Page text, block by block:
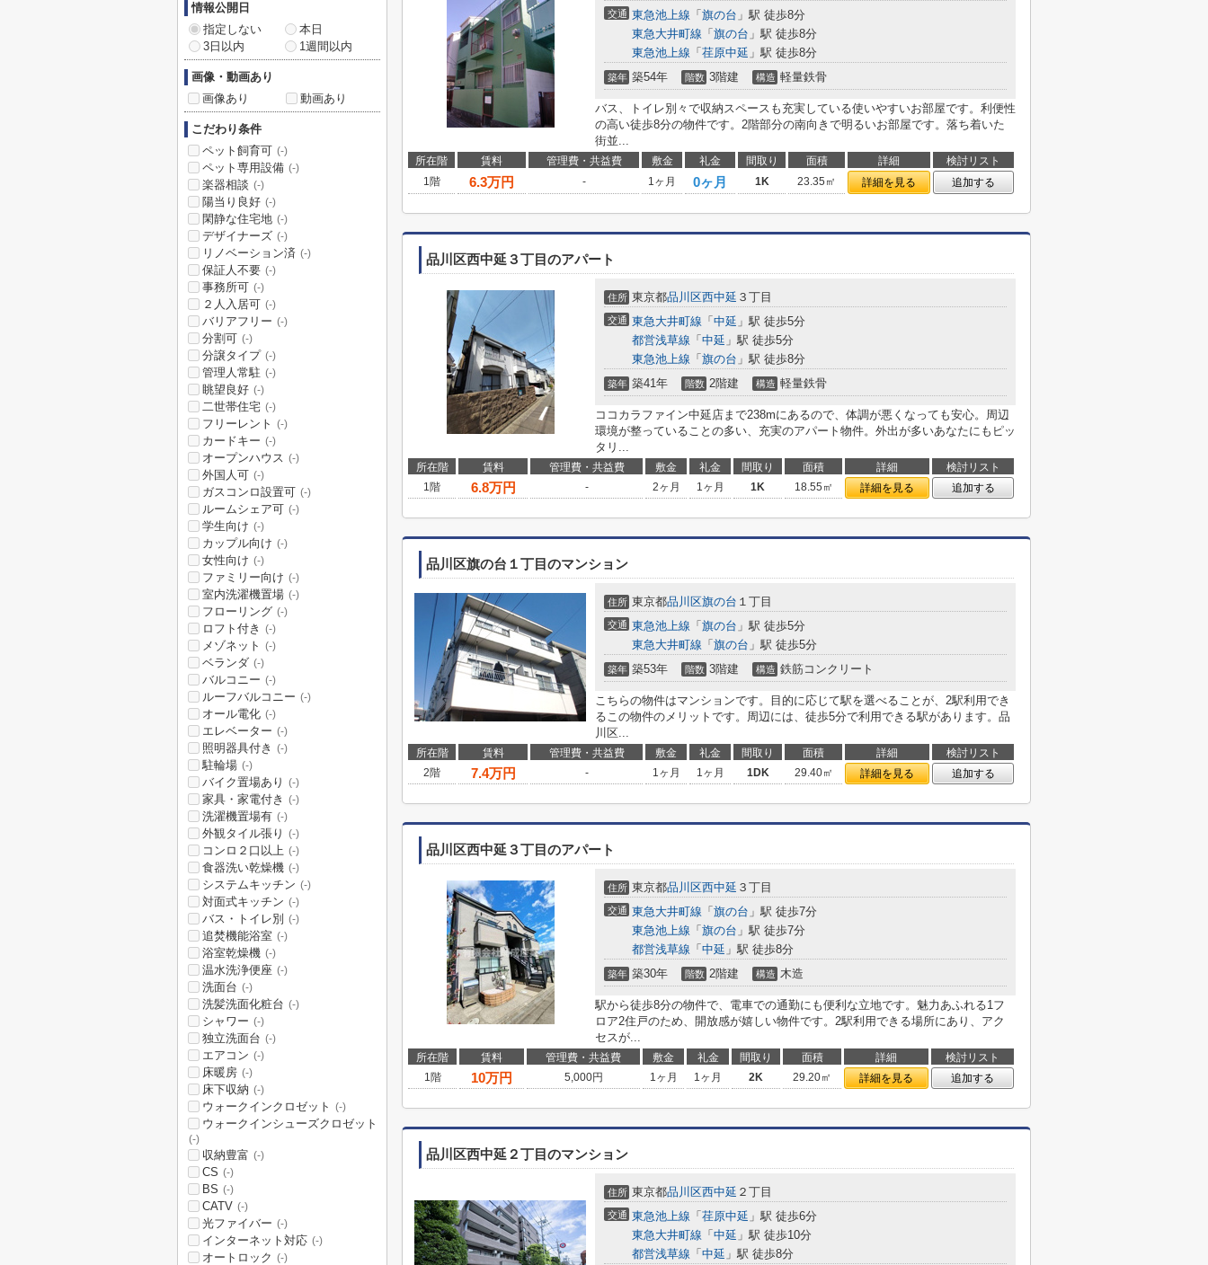
交通 東急池上線 「 旗の台 」駅 徒歩8分
東急大井町線 「 旗の台 」駅 徒歩8分
東急池上線 「 荏原中延 」駅 徒歩8分
築年 築54年 階数 3階建 構造 軽量鉄骨
バス、トイレ別々で収納スペースも充実している使いやすいお部屋です。利便性
の高い徒歩8分の物件です。2階部分の南向きで明るいお部屋です。落ち着いた
街並...
所在階 賃料 管理費・共益費 敷金 礼金 間取り 面積 詳細
検討リスト
1階
6.3万円 - 1ヶ月 0ヶ月 1K 23.35㎡ 詳細を見る 追加する
品川区西中延３丁目のアパート
住所 東京都品川区西中延 ３丁目
交通 東急大井町線 「 中延 」駅 徒歩5分
都営浅草線 「 中延 」駅 徒歩5分
東急池上線 「 旗の台 」駅 徒歩8分
築年 築41年 階数 2階建 構造 軽量鉄骨
ココカラファイン中延店まで238mにあるので、体調が悪くなっても安心。周辺
環境が整っていることの多い、充実のアパート物件。外出が多いあなたにもピッ
タリ...
所在階 賃料 管理費・共益費 敷金 礼金 間取り 面積 詳細
検討リスト
1階
6.8万円 - 2ヶ月 1ヶ月 1K 18.55㎡ 詳細を見る 追加する
品川区旗の台１丁目のマンション
住所 東京都品川区旗の台 １丁目
交通 東急池上線 「 旗の台 」駅 徒歩5分
東急大井町線 「 旗の台 」駅 徒歩5分
築年 築53年 階数 3階建 構造 鉄筋コンクリート
こちらの物件はマンションです。目的に応じて駅を選べることが、2駅利用でき
るこの物件のメリットです。周辺には、徒歩5分で利用できる駅があります。品
川区...
所在階 賃料 管理費・共益費 敷金 礼金 間取り 面積 詳細
検討リスト
2階
7.4万円 - 1ヶ月 1ヶ月 1DK 29.40㎡ 詳細を見る 追加する
品川区西中延３丁目のアパート
住所 東京都品川区西中延 ３丁目
交通 東急大井町線 「 旗の台 」駅 徒歩7分
東急池上線 「 旗の台 」駅 徒歩7分
都営浅草線 「 中延 」駅 徒歩8分
築年 築30年 階数 2階建 構造 木造
駅から徒歩8分の物件で、電車での通勤にも便利な立地です。魅力あふれる1フ
ロア2住戸のため、開放感が嬉しい物件です。2駅利用できる場所にあり、アク
セスが...
所在階 賃料 管理費・共益費 敷金 礼金 間取り 面積 詳細
検討リスト
1階
10万円 5,000円 1ヶ月 1ヶ月 2K 29.20㎡ 詳細を見る 追加する
品川区西中延２丁目のマンション
住所 東京都品川区西中延 ２丁目
交通 東急池上線 「 荏原中延 」駅 徒歩6分
東急大井町線 「 中延 」駅 徒歩10分
都営浅草線 「 中延 」駅 徒歩8分
情報公開日
指定しない
本日
3日以内
1週間以内
画像・動画あり
画像あり
動画あり
こだわり条件
ペット飼育可 (-)
ペット専用設備 (-)
楽器相談 (-)
陽当り良好 (-)
閑静な住宅地 (-)
デザイナーズ (-)
リノベーション済 (-)
保証人不要 (-)
事務所可 (-)
２人入居可 (-)
バリアフリー (-)
分割可 (-)
分譲タイプ (-)
管理人常駐 (-)
眺望良好 (-)
二世帯住宅 (-)
フリーレント (-)
カードキー (-)
オープンハウス (-)
外国人可 (-)
ガスコンロ設置可 (-)
ルームシェア可 (-)
学生向け (-)
カップル向け (-)
女性向け (-)
ファミリー向け (-)
室内洗濯機置場 (-)
フローリング (-)
ロフト付き (-)
メゾネット (-)
ベランダ (-)
バルコニー (-)
ルーフバルコニー (-)
オール電化 (-)
エレベーター (-)
照明器具付き (-)
駐輪場 (-)
バイク置場あり (-)
家具・家電付き (-)
洗濯機置場有 (-)
外観タイル張り (-)
コンロ２口以上 (-)
食器洗い乾燥機 (-)
システムキッチン (-)
対面式キッチン (-)
バス・トイレ別 (-)
追焚機能浴室 (-)
浴室乾燥機 (-)
温水洗浄便座 (-)
洗面台 (-)
洗髪洗面化粧台 (-)
シャワー (-)
独立洗面台 (-)
エアコン (-)
床暖房 (-)
床下収納 (-)
ウォークインクロゼット (-)
ウォークインシューズクロゼット
(-)
収納豊富 (-)
CS (-)
BS (-)
CATV (-)
光ファイバー (-)
インターネット対応 (-)
オートロック (-)